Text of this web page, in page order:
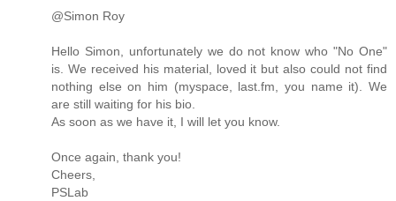
@Simon Roy
Hello Simon, unfortunately we do not know who "No One"
is. We received his material, loved it but also could not find
nothing else on him (myspace, last.fm, you name it). We
are still waiting for his bio.
As soon as we have it, I will let you know.
Once again, thank you!
Cheers,
PSLab